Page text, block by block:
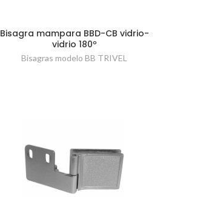
Bisagra mampara BBD-CB vidrio-
vidrio 180º
Bisagras modelo BB TRIVEL